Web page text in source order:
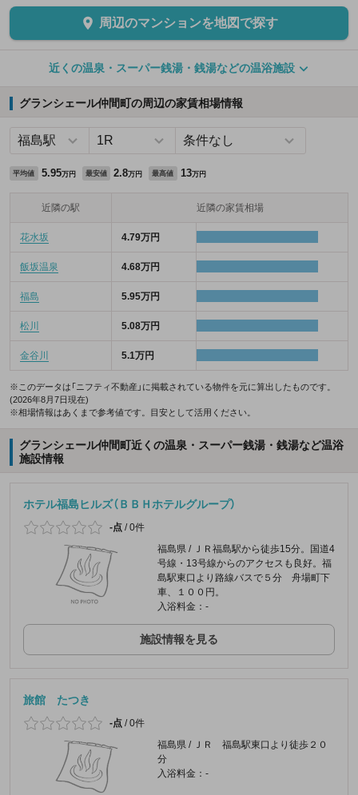
周辺のマンションを地図で探す
近くの温泉・スーパー銭湯・銭湯などの温浴施設
グランシェール仲間町の周辺の家賃相場情報
平均値 5.95万円 最安値 2.8万円 最高値 13万円
近隣の駅 近隣の家賃相場
花水坂 4.79万円
飯坂温泉 4.68万円
福島 5.95万円
松川 5.08万円
金谷川 5.1万円
※このデータは「ニフティ不動産」に掲載されている物件を元に算出したものです。
(2026年8月7日現在)
※相場情報はあくまで参考値です。目安として活用ください。
グランシェール仲間町近くの温泉・スーパー銭湯・銭湯など温浴
施設情報
ホテル福島ヒルズ（ＢＢＨホテルグループ）
-点 /0件
福島県 / ＪＲ福島駅から徒歩15分。国道4
号線・13号線からのアクセスも良好。福
島駅東口より路線バスで５分 舟場町下
車、１００円。
入浴料金：-
施設情報を見る
旅館 たつき
-点 /0件
福島県 / ＪＲ 福島駅東口より徒歩２０
分
入浴料金：-